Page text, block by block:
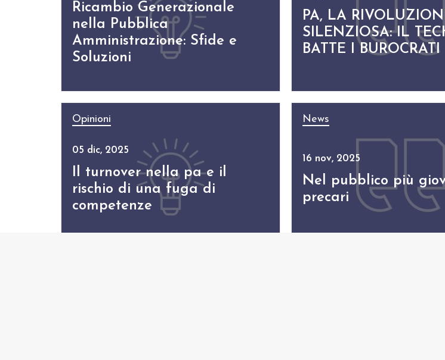
Ricambio Generazionale
nella Pubblica
Amministrazione: Sfide e
Soluzioni
PA, LA
SILENZIOSA: IL
BATTE I BUROCRATI
Opinioni
05 dic, 2025
Il turnover nella pa e il
rischio di una fuga di
competenze
News
16 nov, 2025
Nel pubblico più
precari